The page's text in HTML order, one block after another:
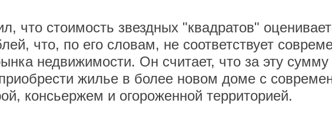
что стоимость звездных "квадратов"
что, по его словам, не соответствует
недвижимости. Он считает, что за эту
жилье в более новом доме с
консьержем и огороженной территорией.